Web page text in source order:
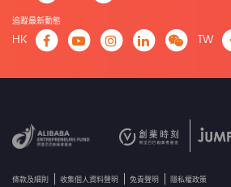
追蹤最新動態
HK TW
條款及細則 收集個人資料聲明 免責聲明 隱私權政策